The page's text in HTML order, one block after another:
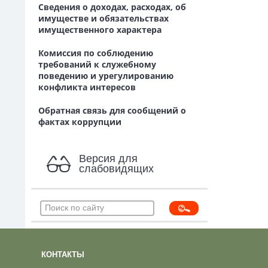
Сведения о доходах, расходах, об
имуществе и обязательствах
имущественного характера
Комиссия по соблюдению
требований к служебному
поведению и урегулированию
конфликта интересов
Обратная связь для сообщений о
фактах коррупции
Версия для
слабовидящих
КОНТАКТЫ